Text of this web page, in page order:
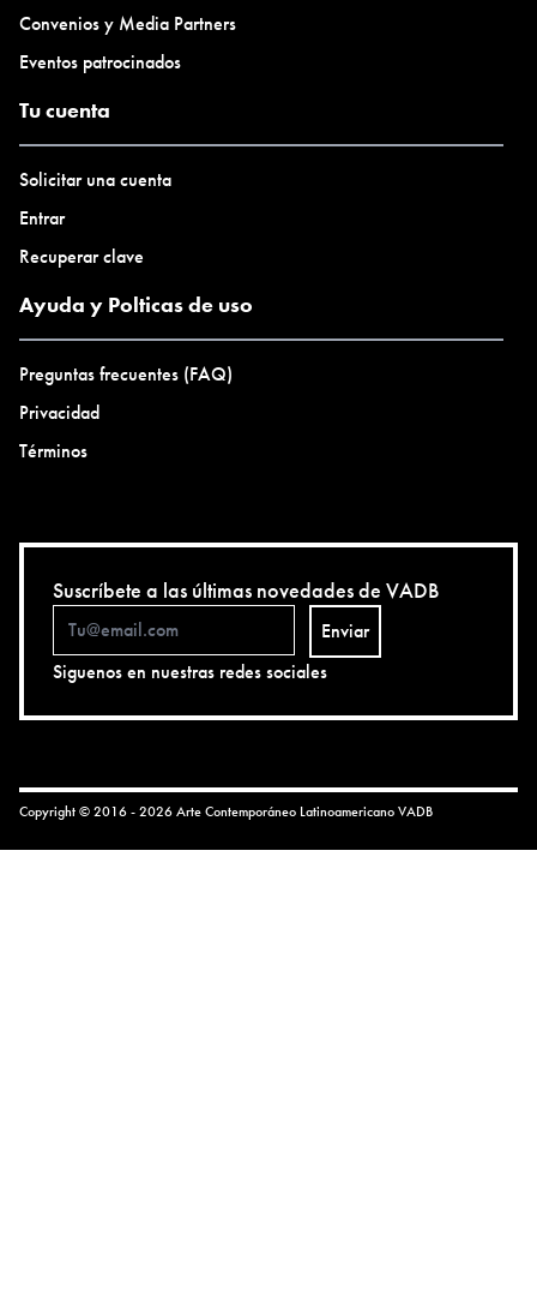
Convenios y Media Partners
Eventos patrocinados
Tu cuenta
Solicitar una cuenta
Entrar
Recuperar clave
Ayuda y Polticas de uso
Preguntas frecuentes (FAQ)
Privacidad
Términos
Suscríbete a las últimas novedades de VADB
Enviar
Siguenos en nuestras redes sociales
Copyright © 2016 - 2026 Arte Contemporáneo LatinoamericanoVADB